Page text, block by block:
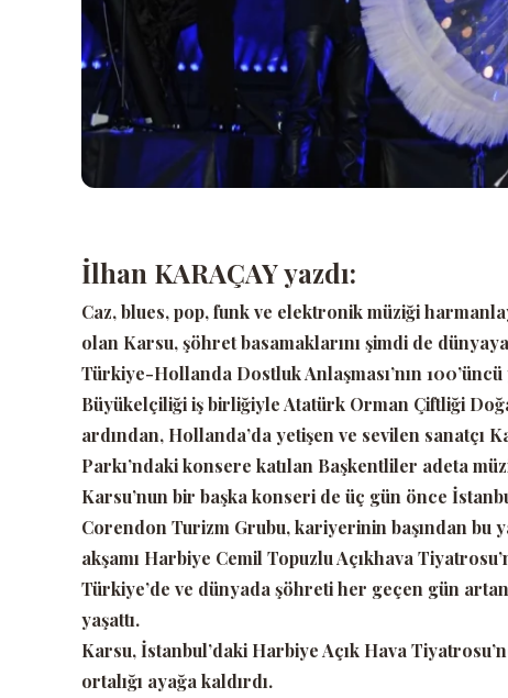
İlhan KARAÇAY yazdı:
Caz, blues, pop, funk ve elektronik müziği
olan Karsu, şöhret basamaklarını şimdi de
Türkiye-Hollanda Dostluk Anlaşması’nın
Büyükelçiliği iş birliğiyle Atatürk Orman Çiftliği
ardından, Hollanda’da yetişen ve sevilen sanatçı
Parkı’ndaki konsere katılan Başkentliler adeta
Karsu’nun bir başka konseri de üç gün önce
Corendon Turizm Grubu, kariyerinin başından bu
akşamı Harbiye Cemil Topuzlu Açıkhava
Türkiye’de ve dünyada şöhreti her geçen gün
yaşattı.
Karsu, İstanbul’daki Harbiye Açık Hava
ortalığı ayağa kaldırdı.